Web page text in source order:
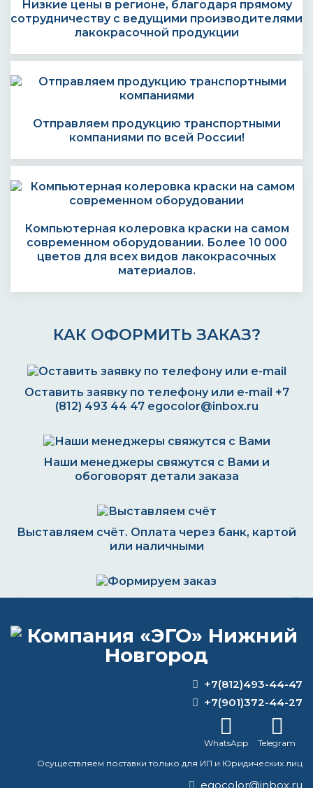
Низкие цены в регионе, благодаря прямому
сотрудничеству с ведущими производителями
лакокрасочной продукции
Отправляем продукцию транспортными
компаниями по всей России!
Компьютерная колеровка краски на самом
современном оборудовании. Более 10 000
цветов для всех видов лакокрасочных
материалов.
КАК ОФОРМИТЬ ЗАКАЗ?
Оставить заявку по телефону или e-mail +7
(812) 493 44 47 egocolor@inbox.ru
Наши менеджеры свяжутся с Вами и
обоговорят детали заказа
Выставляем счёт. Оплата через банк, картой
или наличными
Формируем заказ и отправляем транспортной
ВОПРОС-ОТВЕТ
Какой краской лучше покрасить
+7(812)493-44-47
+7(901)372-44-27
WhatsApp
Telegram
Осуществляем поставки только для ИП и Юридических лиц
egocolor@inbox.ru